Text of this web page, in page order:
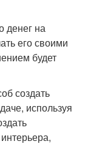
денег на
его своими
будет
создать
используя